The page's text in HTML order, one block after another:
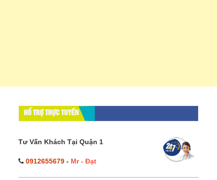
HỔ TRỢ TRỰC TUYẾN
Tư Vấn Khách Tại Quận 1
0912655679 - Mr - Đạt